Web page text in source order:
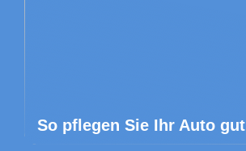
So pflegen Sie Ihr Auto gut